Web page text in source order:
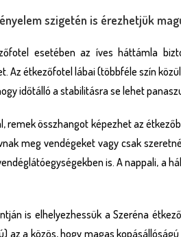
szigetén is érezhetjük
esetében az íves háttámla
Az étkezőfotel lábai (többféle szín
időtálló a stabilitásra se lehet
összhangot képezhet az
meg vendégeket vagy csak
is. A nappali, a
is elhelyezhessük a Szeréna
a közös, hogy magas